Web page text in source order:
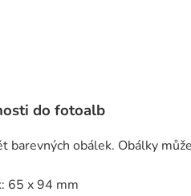
do fotoalb
barevných obálek. Obálky
65 x 94 mm